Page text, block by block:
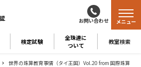
お問い合わせ
検定試験
全珠連に
ついて
教室検索
メニュー
世界の珠算教育事情（タイ王国）Vol.20 from 国際珠算